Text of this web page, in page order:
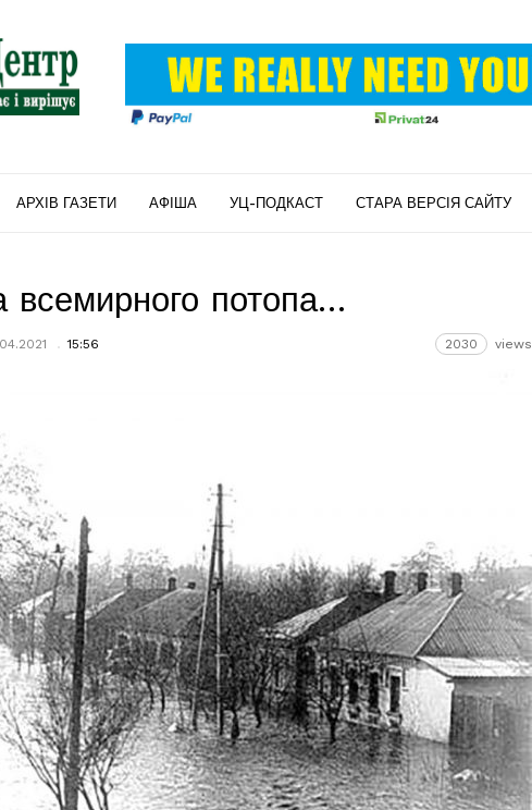
АРХІВ ГАЗЕТИ АФІША УЦ-ПОДКАСТ СТАРА ВЕРСІЯ САЙТУ
всемирного потопа…
15:56 2030 views